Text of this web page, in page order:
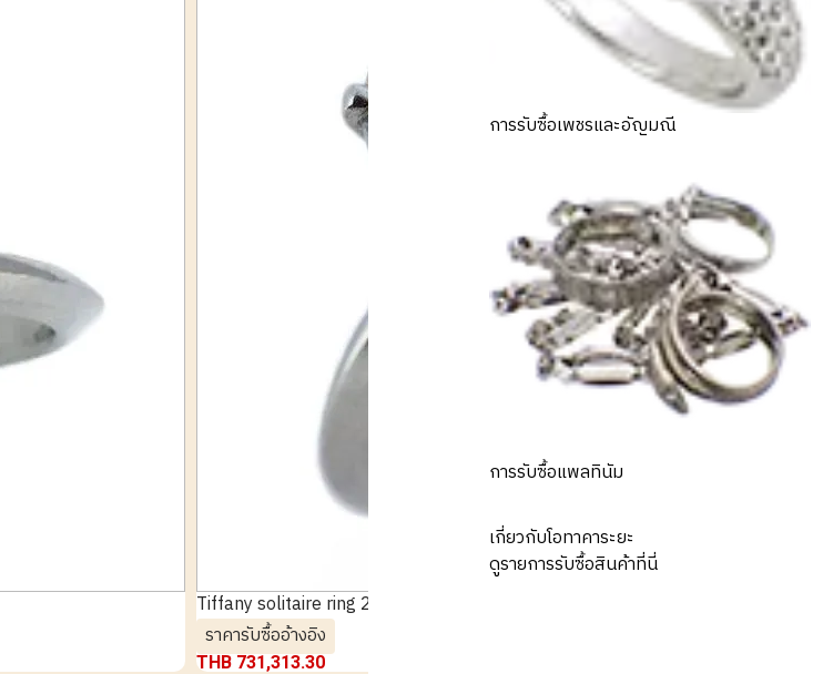
Tiffany solitaire ring 2.42ct
ราคารับซื้ออ้างอิง
THB 731,313.30
การรับซื้อเพชรและอัญมณี
การรับซื้อแพลทินัม
เกี่ยวกับโอทาคาระยะ
ดูรายการรับซื้อสินค้าที่นี่